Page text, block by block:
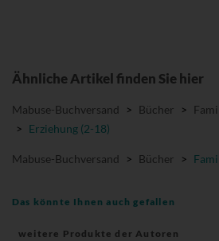
Ähnliche Artikel finden Sie hier
Mabuse-Buchversand > Bücher >
> Erziehung (2-18)
Mabuse-Buchversand > Bücher >
Das könnte Ihnen auch gefallen
weitere Produkte der Autoren